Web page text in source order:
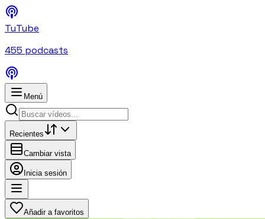
TuTube
455 podcasts
Menú
Recientes
Cambiar vista
Inicia sesión
Añadir a favoritos